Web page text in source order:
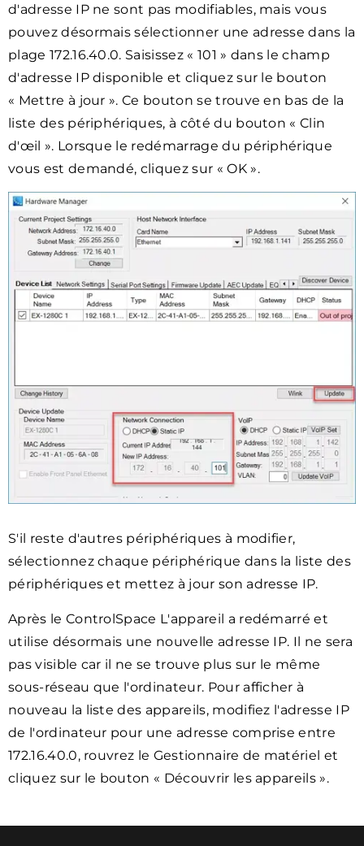
d'adresse IP ne sont pas modifiables, mais vous
pouvez désormais sélectionner une adresse dans la
plage 172.16.40.0. Saisissez « 101 » dans le champ
d'adresse IP disponible et cliquez sur le bouton
« Mettre à jour ». Ce bouton se trouve en bas de la
liste des périphériques, à côté du bouton « Clin
d'œil ». Lorsque le redémarrage du périphérique
vous est demandé, cliquez sur « OK ».
S'il reste d'autres périphériques à modifier,
sélectionnez chaque périphérique dans la liste des
périphériques et mettez à jour son adresse IP.
Après le ControlSpace L'appareil a redémarré et
utilise désormais une nouvelle adresse IP. Il ne sera
pas visible car il ne se trouve plus sur le même
sous-réseau que l'ordinateur. Pour afficher à
nouveau la liste des appareils, modifiez l'adresse IP
de l'ordinateur pour une adresse comprise entre
172.16.40.0, rouvrez le Gestionnaire de matériel et
cliquez sur le bouton « Découvrir les appareils ».